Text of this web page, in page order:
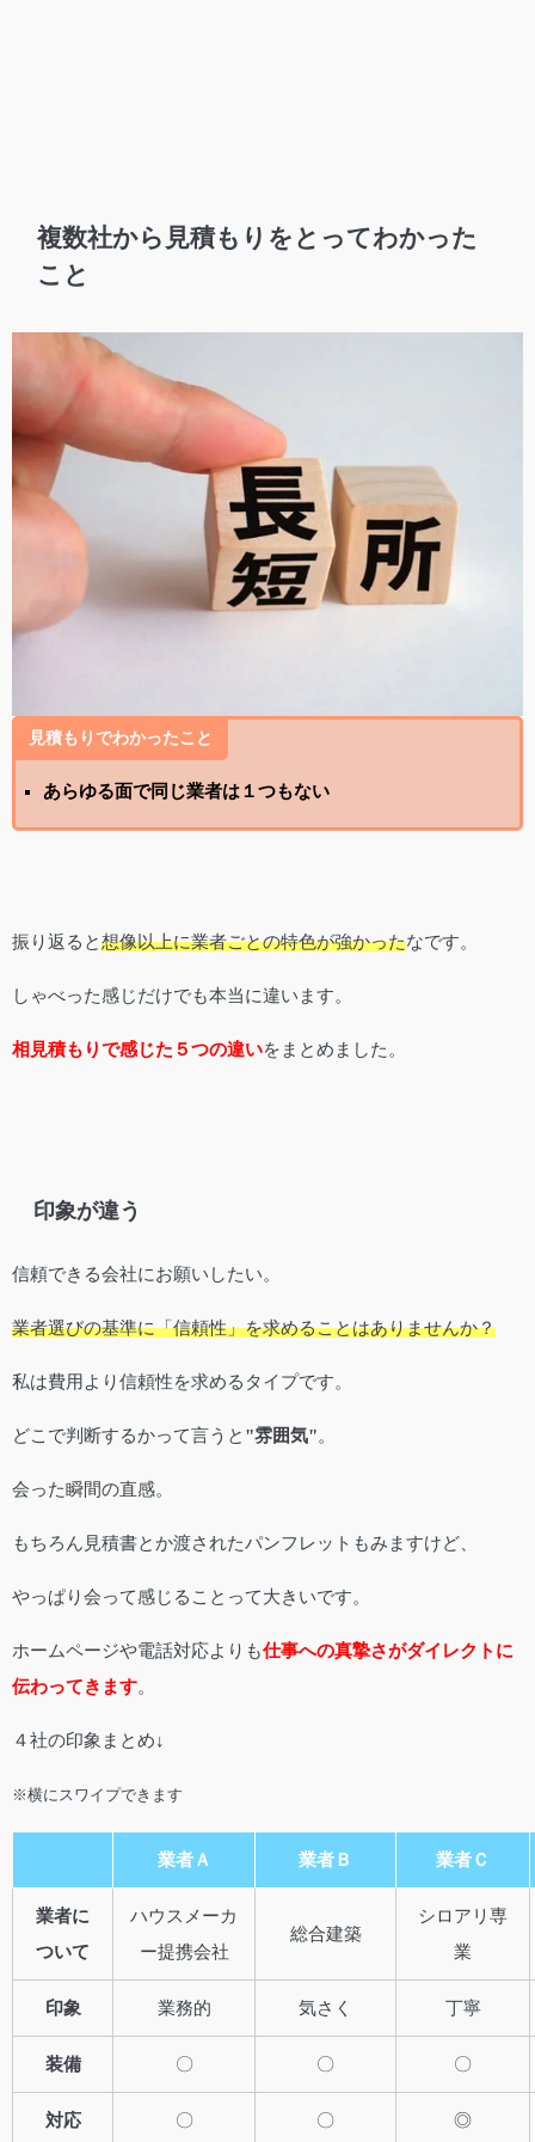
複数社から見積もりをとってわかった
こと
見積もりでわかったこと
あらゆる面で同じ業者は１つもない
振り返ると想像以上に業者ごとの特色が強かったなです。
しゃべった感じだけでも本当に違います。
相見積もりで感じた５つの違いをまとめました。
印象が違う
信頼できる会社にお願いしたい。
業者選びの基準に「信頼性」を求めることはありませんか？
私は費用より信頼性を求めるタイプです。
どこで判断するかって言うと "雰囲気"。
会った瞬間の直感。
もちろん見積書とか渡されたパンフレットもみますけど、
やっぱり会って感じることって大きいです。
ホームページや電話対応よりも仕事への真摯さがダイレクトに
伝わってきます。
４社の印象まとめ↓
※横にスワイプできます
業者Ａ 業者Ｂ 業者Ｃ
業者に
ついて
ハウスメーカ
ー提携会社
総合建築
シロアリ専
業
印象 業務的 気さく 丁寧
装備 〇 〇 〇
対応 〇 〇 ◎